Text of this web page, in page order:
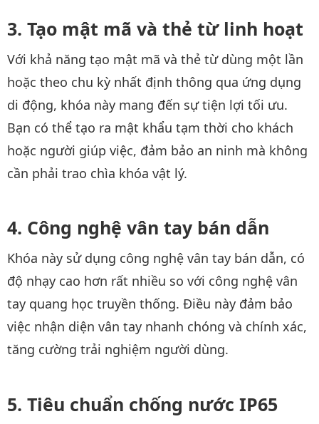
Tạo mật mã và thẻ từ linh hoạt
Với khả năng tạo mật mã và thẻ từ dùng một lần
hoặc theo chu kỳ nhất định thông qua ứng dụng
di động, khóa này mang đến sự tiện lợi tối ưu.
Bạn có thể tạo ra mật khẩu tạm thời cho khách
hoặc người giúp việc, đảm bảo an ninh mà không
cần phải trao chìa khóa vật lý.
Công nghệ vân tay bán dẫn
Khóa này sử dụng công nghệ vân tay bán dẫn, có
độ nhạy cao hơn rất nhiều so với công nghệ vân
tay quang học truyền thống. Điều này đảm bảo
việc nhận diện vân tay nhanh chóng và chính xác,
tăng cường trải nghiệm người dùng.
Tiêu chuẩn chống nước IP65